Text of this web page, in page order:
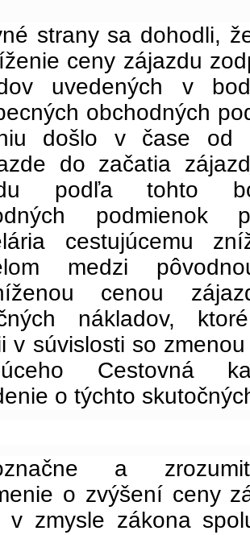
strany sa dohodli,
ceny zájazdu
uvedených v
obchodných
došlo v čase od
do začatia
podľa tohto
podmienok
cestujúcemu
medzi
cenou
nákladov,
v súvislosti so
Cestovná
o týchto
a
o zvýšení ceny
v zmysle zákona